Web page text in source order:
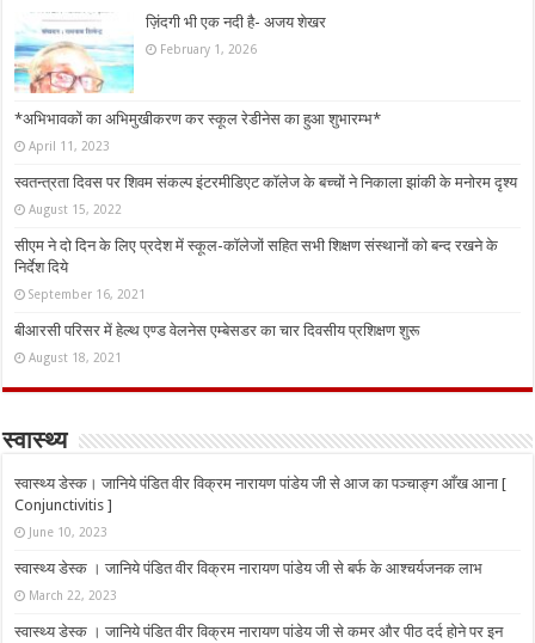
ज़िंदगी भी एक नदी है- अजय शेखर
February 1, 2026
*अभिभावकों का अभिमुखीकरण कर स्कूल रेडीनेस का हुआ शुभारम्भ*
April 11, 2023
स्वतन्त्रता दिवस पर शिवम संकल्प इंटरमीडिएट कॉलेज के बच्चों ने निकाला झांकी के मनोरम दृश्य
August 15, 2022
सीएम ने दो दिन के लिए प्रदेश में स्कूल-कॉलेजों सहित सभी शिक्षण संस्थानों को बन्द रखने के
निर्देश दिये
September 16, 2021
बीआरसी परिसर में हेल्थ एण्ड वेलनेस एम्बेसडर का चार दिवसीय प्रशिक्षण शुरू
August 18, 2021
स्वास्थ्य
स्वास्थ्य डेस्क। जानिये पंडित वीर विक्रम नारायण पांडेय जी से आज का पञ्चाङ्ग आँख आना [
Conjunctivitis ]
June 10, 2023
स्वास्थ्य डेस्क । जानिये पंडित वीर विक्रम नारायण पांडेय जी से बर्फ के आश्चर्यजनक लाभ
March 22, 2023
स्वास्थ्य डेस्क । जानिये पंडित वीर विक्रम नारायण पांडेय जी से कमर और पीठ दर्द होने पर इन